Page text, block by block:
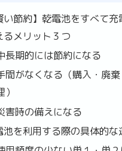
い節約】乾電池をすべて
るメリット３つ
長期的には節約になる
間がなくなる（購入・廃
）
害時の備えになる
池を利用する際の具体的な